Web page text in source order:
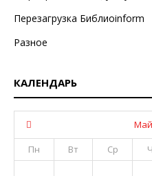
Перезагрузка Библиоinform
Разное
КАЛЕНДАРЬ
Пн
Вт Ср